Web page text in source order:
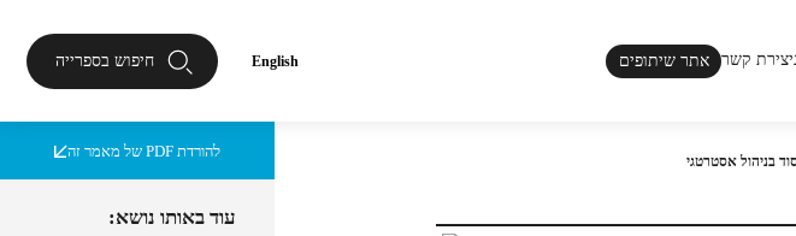
יצירת קשר אתר שיתופים English חיפוש בספרייה
בניהול אסטרטגי
להורדת PDF של מאמר זה
עוד באותו נושא: